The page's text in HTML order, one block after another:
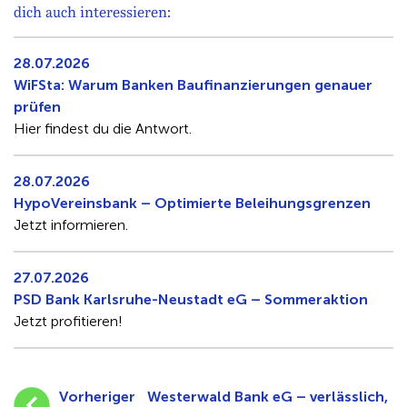
dich auch interessieren:
28.07.2026
WiFSta: Warum Banken Baufinanzierungen genauer
prüfen
Hier findest du die Antwort.
28.07.2026
HypoVereinsbank – Optimierte Beleihungsgrenzen
Jetzt informieren.
27.07.2026
PSD Bank Karlsruhe-Neustadt eG – Sommeraktion
Jetzt profitieren!
Vorheriger Westerwald Bank eG – verlässlich,